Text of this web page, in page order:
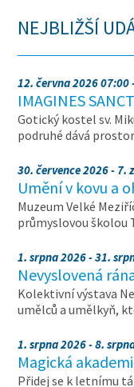
NEJBLIŽŠÍ
12. června 2026 07:00
IMAGINES
Gotický kostel sv.
podruhé dává
30. července 2026 - 7.
Umění v kovu a
Muzeum Velké
průmyslovou školou
1. srpna 2026 - 31.
Nevyslovená
Kolektivní výstava
umělců a umělkyň,
1. srpna 2026 - 8.
Magická
Přidej se k letnímu